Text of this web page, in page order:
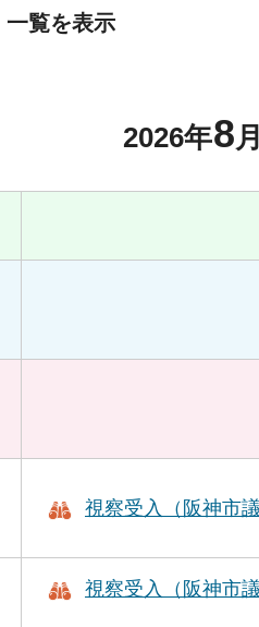
一覧を表示
2026年8月
視察受入（阪神市
視察受入（阪神市